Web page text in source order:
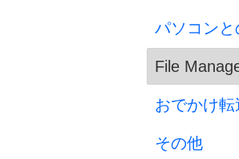
パソコンと
File
おでかけ転
その他